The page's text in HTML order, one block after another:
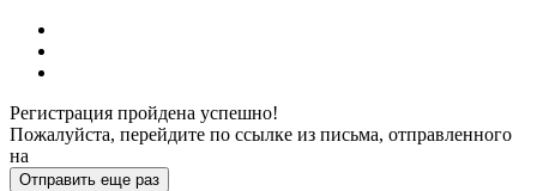
Регистрация пройдена успешно!
Пожалуйста, перейдите по ссылке из письма, отправленного
на
Отправить еще раз